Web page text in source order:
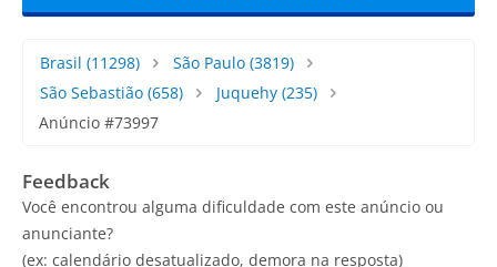
Brasil (11298) São Paulo(3819)
São Sebastião (658) Juquehy(235)
Anúncio #73997
Feedback
Você encontrou alguma dificuldade com este anúncio ou
anunciante?
(ex: calendário desatualizado, demora na resposta)